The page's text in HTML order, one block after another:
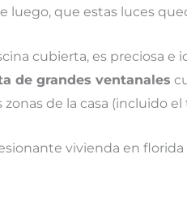
luego, que estas luces
cubierta, es preciosa e
de grandes ventanales
zonas de la casa (incluido
vivienda en florida